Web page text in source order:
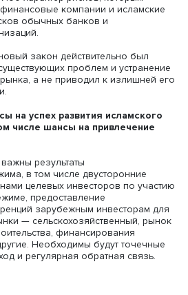
не участвовать в процентных
может столкнуться
исламского банкинга?
в ходе обсуждения и
была жизнеспособной и
действующих участников
участников, в том числе
режима необходимо
круг разнопрофильных
было проследить
с разными видами активов,
разного масштаба и
еще и ввиду того, что
компании. О страховом